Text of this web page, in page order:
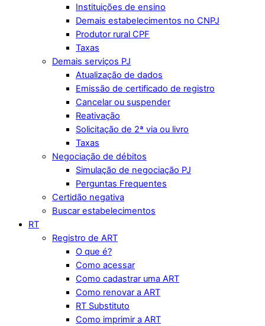
Instituições de ensino
Demais estabelecimentos no CNPJ
Produtor rural CPF
Taxas
Demais serviços PJ
Atualização de dados
Emissão de certificado de registro
Cancelar ou suspender
Reativação
Solicitação de 2ª via ou livro
Taxas
Negociação de débitos
Simulação de negociação PJ
Perguntas Frequentes
Certidão negativa
Buscar estabelecimentos
RT
Registro de ART
O que é?
Como acessar
Como cadastrar uma ART
Como renovar a ART
RT Substituto
Como imprimir a ART